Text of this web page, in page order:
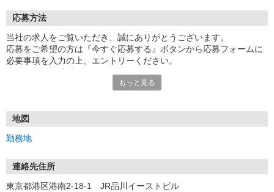
応募方法
当社の求人をご覧いただき、誠にありがとうございます。
応募をご希望の方は『今すぐ応募する』ボタンから応募フォームに
必要事項を入力の上、エントリーください。
号」など
もっと見る
地図
勤務地
連絡先住所
東京都港区港南2-18-1 JR品川イーストビル